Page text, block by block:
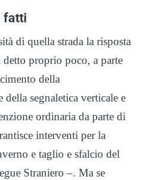
fatti
di quella strada la risposta
proprio poco, a parte
della
della segnaletica verticale e
ordinaria da parte di
interventi per la
e taglio e sfalcio del
Straniero –. Ma se